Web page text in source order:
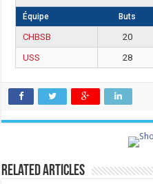
Équipe Buts
CHBSB 20
USS
28
Related Articles